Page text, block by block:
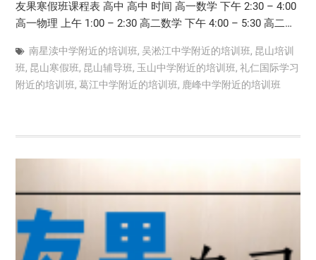
友果寒假班课程表 高中 高中 时间 高一数学 下午 2:30 – 4:00
高一物理 上午 1:00 – 2:30 高二数学 下午 4:00 – 5:30 高二…
南星渎中学附近的培训班, 吴淞江中学附近的培训班, 昆山培训
班, 昆山寒假班, 昆山辅导班, 玉山中学附近的培训班, 礼仁国际学习
附近的培训班, 葛江中学附近的培训班, 鹿峰中学附近的培训班